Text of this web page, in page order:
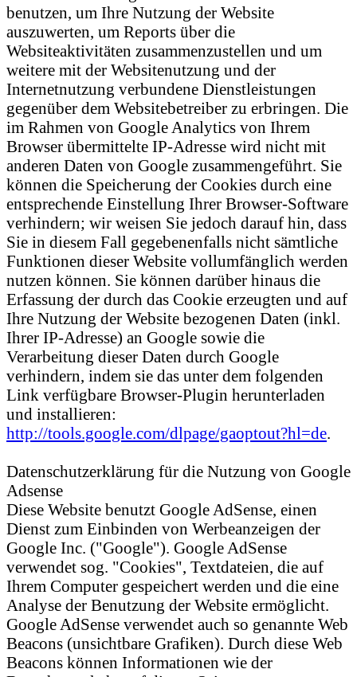
benutzen, um Ihre Nutzung der Website
auszuwerten, um Reports über die
Websiteaktivitäten zusammenzustellen und um
weitere mit der Websitenutzung und der
Internetnutzung verbundene Dienstleistungen
gegenüber dem Websitebetreiber zu erbringen. Die
im Rahmen von Google Analytics von Ihrem
Browser übermittelte IP-Adresse wird nicht mit
anderen Daten von Google zusammengeführt. Sie
können die Speicherung der Cookies durch eine
entsprechende Einstellung Ihrer Browser-Software
verhindern; wir weisen Sie jedoch darauf hin, dass
Sie in diesem Fall gegebenenfalls nicht sämtliche
Funktionen dieser Website vollumfänglich werden
nutzen können. Sie können darüber hinaus die
Erfassung der durch das Cookie erzeugten und auf
Ihre Nutzung der Website bezogenen Daten (inkl.
Ihrer IP-Adresse) an Google sowie die
Verarbeitung dieser Daten durch Google
verhindern, indem sie das unter dem folgenden
Link verfügbare Browser-Plugin herunterladen
und installieren:
http://tools.google.com/dlpage/gaoptout?hl=de.
Datenschutzerklärung für die Nutzung von Google
Adsense
Diese Website benutzt Google AdSense, einen
Dienst zum Einbinden von Werbeanzeigen der
Google Inc. ("Google"). Google AdSense
verwendet sog. "Cookies", Textdateien, die auf
Ihrem Computer gespeichert werden und die eine
Analyse der Benutzung der Website ermöglicht.
Google AdSense verwendet auch so genannte Web
Beacons (unsichtbare Grafiken). Durch diese Web
Beacons können Informationen wie der